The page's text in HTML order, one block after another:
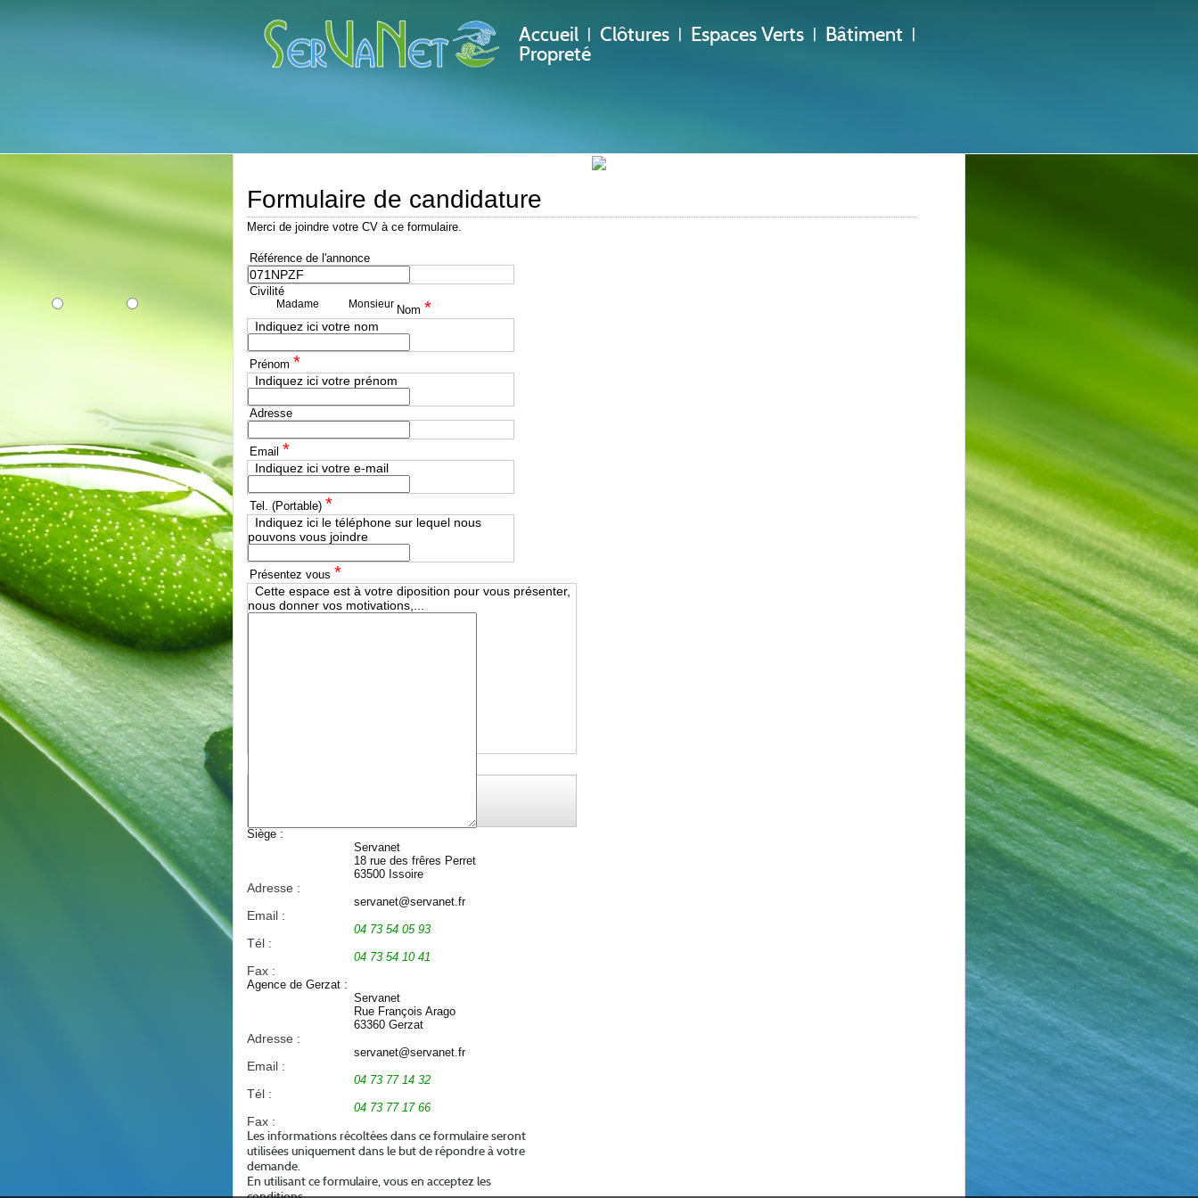
Accueil | Clôtures | Espaces Verts | Bâtiment |
Propreté
Formulaire de candidature
Merci de joindre votre CV à ce formulaire.
Référence de l'annonce
Civilité
Madame Monsieur Nom *
Indiquez ici votre nom
Prénom *
Indiquez ici votre prénom
Adresse
Email *
Indiquez ici votre e-mail
Tel. (Portable) *
Indiquez ici le téléphone sur lequel nous
pouvons vous joindre
Présentez vous *
Cette espace est à votre diposition pour vous présenter,
nous donner vos motivations,...
Siège :
Servanet
18 rue des frêres Perret
63500 Issoire
Adresse :
Email :
04 73 54 05 93
Tél :
04 73 54 10 41
Fax :
Agence de Gerzat :
Servanet
Rue François Arago
63360 Gerzat
Adresse :
Email :
04 73 77 14 32
Tél :
04 73 77 17 66
Fax :
Les informations récoltées dans ce formulaire seront
utilisées uniquement dans le but de répondre à votre
demande.
En utilisant ce formulaire, vous en acceptez les